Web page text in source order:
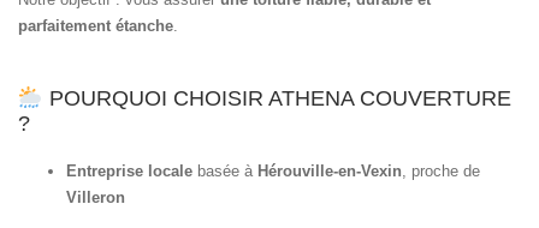
parfaitement étanche
POURQUOI CHOISIR ATHENA COUVERTURE
?
Entreprise locale basée à Hérouville-en-Vexin, proche de
Villeron